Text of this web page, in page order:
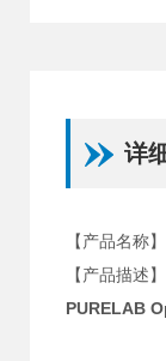
详
【产品名称】
【产品描述】
PURELAB